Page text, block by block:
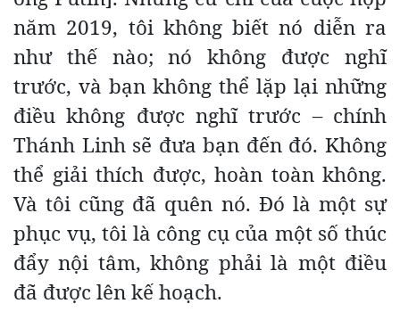
năm 2019, tôi không biết nó diễn ra
như thế nào; nó không được nghĩ
trước, và bạn không thể lặp lại những
điều không được nghĩ trước – chính
Thánh Linh sẽ đưa bạn đến đó. Không
thể giải thích được, hoàn toàn không.
Và tôi cũng đã quên nó. Đó là một sự
phục vụ, tôi là công cụ của một số thúc
đẩy nội tâm, không phải là một điều
đã được lên kế hoạch.